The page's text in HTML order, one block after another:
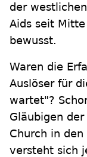
der
Aids seit Mitte
bewusst.
Waren die
Auslöser für
wartet"?
Gläubigen
Church in den
versteht sich